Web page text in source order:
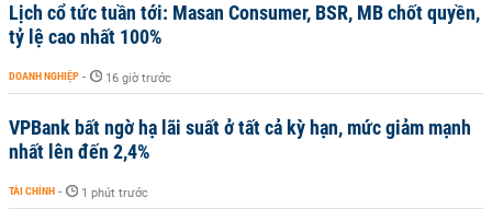
Lịch cổ tức tuần tới: Masan Consumer, BSR, MB chốt quyền,
tỷ lệ cao nhất 100%
DOANH NGHIỆP - 16 giờ trước
VPBank bất ngờ hạ lãi suất ở tất cả kỳ hạn, mức giảm mạnh
nhất lên đến 2,4%
TÀI CHÍNH - 1 phút trước